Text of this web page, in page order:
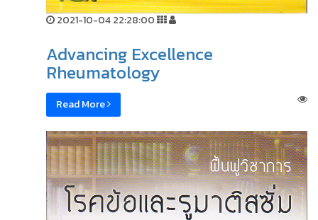
2021-10-04 22:28:00
Advancing Excellence
Rheumatology
Read More